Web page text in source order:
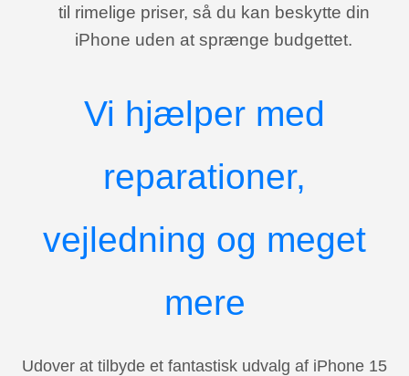
til rimelige priser, så du kan beskytte din
iPhone uden at sprænge budgettet.
Vi hjælper med
reparationer,
vejledning og meget
mere
Udover at tilbyde et fantastisk udvalg af iPhone 15